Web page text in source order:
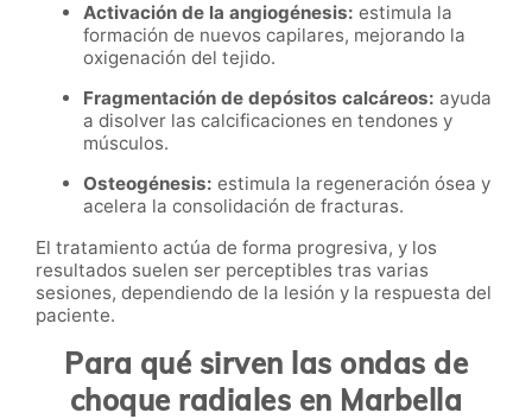
Activación de la angiogénesis: estimula la
formación de nuevos capilares, mejorando la
oxigenación del tejido.
Fragmentación de depósitos calcáreos: ayuda
a disolver las calcificaciones en tendones y
músculos.
Osteogénesis: estimula la regeneración ósea y
acelera la consolidación de fracturas.
El tratamiento actúa de forma progresiva, y los
resultados suelen ser perceptibles tras varias
sesiones, dependiendo de la lesión y la respuesta del
paciente.
Para qué sirven las ondas de
choque radiales en Marbella